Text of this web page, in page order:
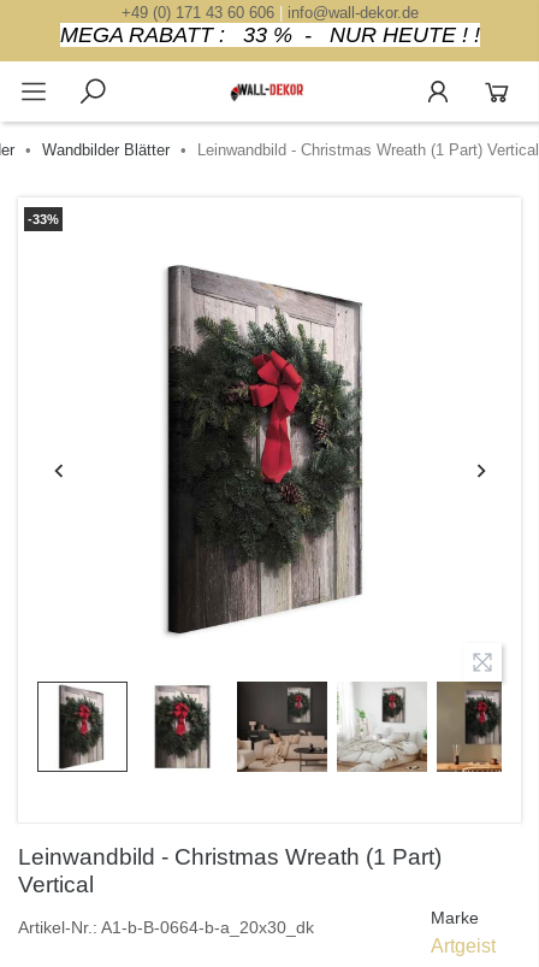
+49 (0) 171 43 60 606| info@wall-dekor.de
MEGA RABATT : 33 % - NUR HEUTE ! !
Wandbilder Blätter Leinwandbild - Christmas Wreath (1 Part) Vertical
-33%
Leinwandbild - Christmas Wreath (1 Part)
Vertical
Artikel-Nr.: A1-b-B-0664-b-a_20x30_dk Marke
Artgeist